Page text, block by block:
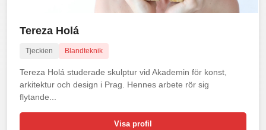
Tereza Holá
Tjeckien Blandteknik
Tereza Holá studerade skulptur vid Akademin för konst,
arkitektur och design i Prag. Hennes arbete rör sig
flytande...
Visa profil